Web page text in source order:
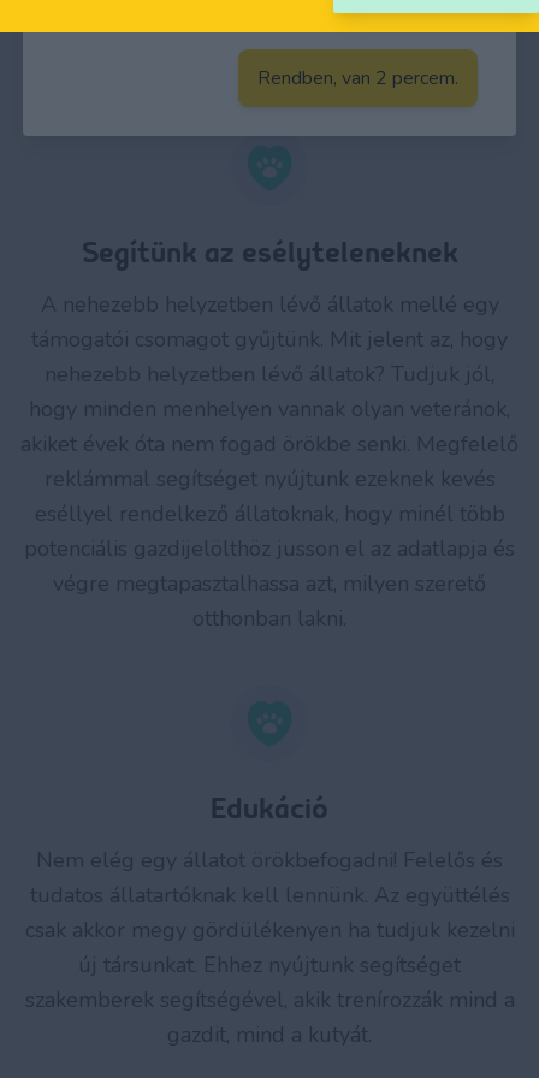
Rendben, van 2 percem.
ahol található. Örökbefogadhatod, támogathatod
pénzbeli vagy tárgyi felajánlásod által.
Segítünk az esélyteleneknek
A nehezebb helyzetben lévő állatok mellé egy
támogatói csomagot gyűjtünk. Mit jelent az, hogy
nehezebb helyzetben lévő állatok? Tudjuk jól,
hogy minden menhelyen vannak olyan veteránok,
akiket évek óta nem fogad örökbe senki. Megfelelő
reklámmal segítséget nyújtunk ezeknek kevés
eséllyel rendelkező állatoknak, hogy minél több
potenciális gazdijelölthöz jusson el az adatlapja és
végre megtapasztalhassa azt, milyen szerető
otthonban lakni.
Edukáció
Nem elég egy állatot örökbefogadni! Felelős és
tudatos állatartóknak kell lennünk. Az együttélés
csak akkor megy gördülékenyen ha tudjuk kezelni
új társunkat. Ehhez nyújtunk segítséget
szakemberek segítségével, akik trenírozzák mind a
gazdit, mind a kutyát.